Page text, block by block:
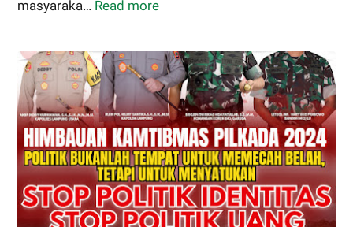
masyaraka… Read more
Pagi,
Wujud
Nyata
Pelayanan
Polres
Lampung
Utara
Kepada
Masyarakat